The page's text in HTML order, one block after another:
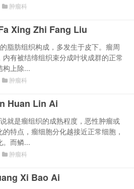
肿瘤科
Xing Zhi Fang Liu
脂肪组织构成，多发生于皮下。瘤周
有被结缔组织束分成叶状成群的正常
构上除...
肿瘤科
Huan Lin Ai
就是瘤组织的成熟程度，恶性肿瘤或
特点，瘤细胞分化越接近正常细胞，
。而鳞...
肿瘤科
Xi Bao Ai